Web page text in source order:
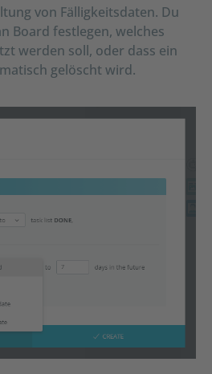
von Fälligkeitsdaten. Du
Board festlegen, welches
werden soll, oder dass ein
gelöscht wird.